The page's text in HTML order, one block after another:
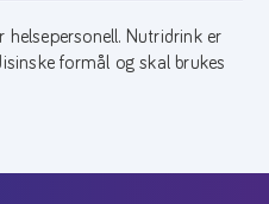
helsepersonell. Nutridrink er
formål og skal brukes